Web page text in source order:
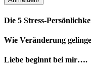
Die 5 Stress-
Wie Veränderung
Liebe beginnt bei mir….